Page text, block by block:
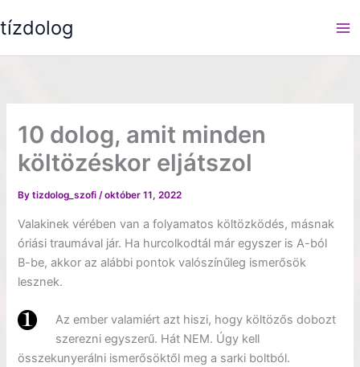
to
tízdolog
10 dolog, amit minden
költözéskor eljátszol
Bytizdolog_szofi/október 11, 2022
Valakinek vérében van a folyamatos költözködés, másnak
óriási traumával jár. Ha hurcolkodtál már egyszer is A-ból
B-be, akkor az alábbi pontok valószínűleg ismerősök
lesznek.
Az ember valamiért azt hiszi, hogy költözős dobozt
szerezni egyszerű. Hát NEM. Úgy kell
összekunyerálni ismerősöktől meg a sarki boltból.